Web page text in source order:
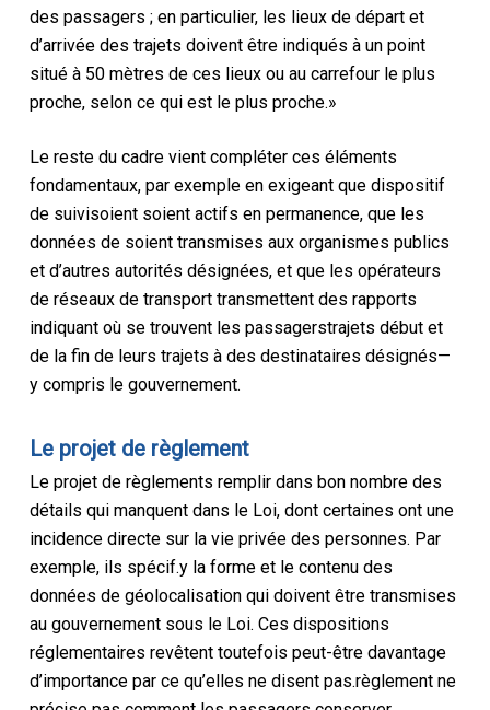
des passagers ; en particulier, les lieux de départ et
d’arrivée des trajets doivent être indiqués à un point
situé à 50 mètres de ces lieux ou au carrefour le plus
proche, selon ce qui est le plus proche.»
Le reste du cadre vient compléter ces éléments
fondamentaux, par exempleen exigeant quedispositif
de suivisoientsoient actifs en permanence, que les
données de soient transmises aux organismes publics
etd’autres autorités désignées, et que les opérateurs
de réseaux de transport transmettent des rapports
indiquant où se trouvent les passagerstrajets début et
de la fin de leurs trajets à des destinataires désignés—
y compris le gouvernement.
Le projet de règlement
Le projet de règlements remplirdans bon nombre des
détails qui manquent dans le Loi, dont certaines ont une
incidence directe sur la vie privée des personnes. Par
exemple, ils spécif.yla forme et le contenu des
données de géolocalisation qui doivent être transmises
au gouvernementsous le Loi. Ces dispositions
réglementaires revêtent toutefois peut-être davantage
d’importance par ce qu’elles ne disent pas.règlement ne